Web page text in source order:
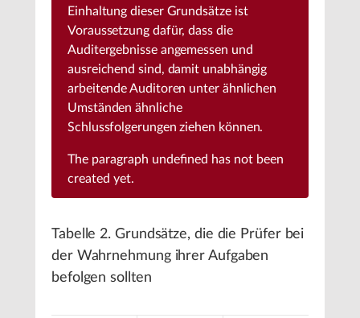
Einhaltung dieser Grundsätze ist
Voraussetzung dafür, dass die
Auditergebnisse angemessen und
ausreichend sind, damit unabhängig
arbeitende Auditoren unter ähnlichen
Umständen ähnliche
Schlussfolgerungen ziehen können.
The paragraph undefined has not been
created yet.
Tabelle 2. Grundsätze, die die Prüfer bei
der Wahrnehmung ihrer Aufgaben
befolgen sollten